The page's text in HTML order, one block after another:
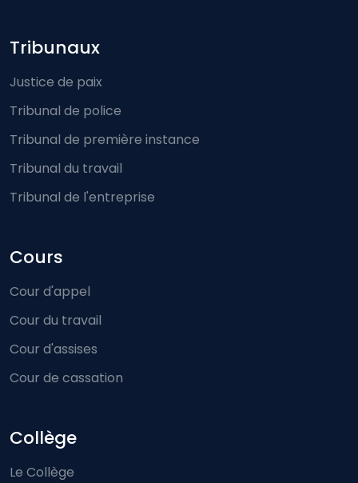
Footer-menu
Tribunaux
Justice de paix
Tribunal de police
Tribunal de première instance
Tribunal du travail
Tribunal de l'entreprise
Cours
Cour d'appel
Cour du travail
Cour d'assises
Cour de cassation
Collège
Le Collège